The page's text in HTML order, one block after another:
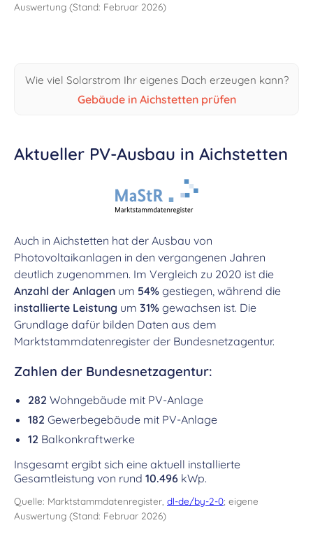
Auswertung (Stand: Februar 2026)
Wie viel Solarstrom Ihr eigenes Dach erzeugen kann?
Gebäude in Aichstetten prüfen
Aktueller PV-Ausbau in Aichstetten
Auch in Aichstetten hat der Ausbau von
Photovoltaikanlagen in den vergangenen Jahren
deutlich zugenommen. Im Vergleich zu 2020 ist die
Anzahl der Anlagen um 54% gestiegen, während die
installierte Leistung um 31% gewachsen ist. Die
Grundlage dafür bilden Daten aus dem
Marktstammdatenregister der Bundesnetzagentur.
Zahlen der Bundesnetzagentur:
282 Wohngebäude mit PV-Anlage
182 Gewerbegebäude mit PV-Anlage
12 Balkonkraftwerke
Insgesamt ergibt sich eine aktuell installierte
Gesamtleistung von rund 10.496 kWp.
Quelle: Marktstammdatenregister, dl-de/by-2-0; eigene
Auswertung (Stand: Februar 2026)